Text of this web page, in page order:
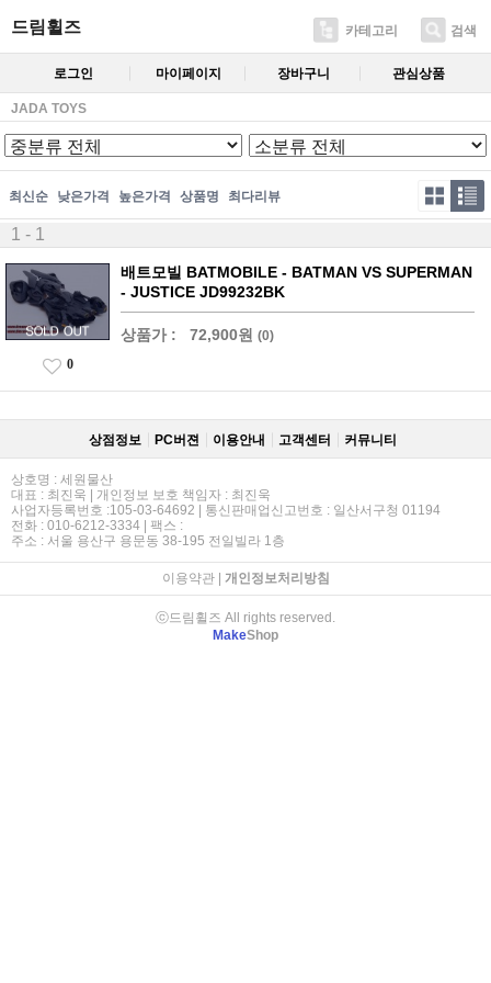
드림휠즈 카테고리 검색
로그인 마이페이지 장바구니 관심상품
JADA TOYS
최신순 낮은가격 높은가격 상품명 최다리뷰
1 - 1
배트모빌 BATMOBILE - BATMAN VS SUPERMAN
- JUSTICE JD99232BK
상품가 : 72,900원 (0)
0
상점정보 PC버젼 이용안내 고객센터 커뮤니티
상호명 : 세원물산
대표 : 최진욱 | 개인정보 보호 책임자 : 최진욱
사업자등록번호 :105-03-64692 | 통신판매업신고번호 : 일산서구청 01194
전화 : 010-6212-3334 | 팩스 :
주소 : 서울 용산구 용문동 38-195 전일빌라 1층
이용약관| 개인정보처리방침
ⓒ드림휠즈 All rights reserved.
MakeShop